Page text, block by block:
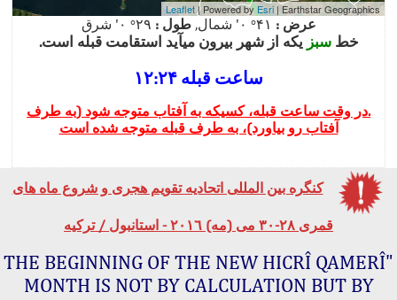
Leaflet| Powered byEsri |Earthstar Geographics
عرض : طول :
خطسبز یکه از شهر بیرون میآید استقامت قبله است.
ساعت قبله ۱۲:۲۴
.در وقت ساعت قبله، کسیکه به آفتاب متوجه شود (به طرف
آفتاب رو بیاورد)، به طرف قبله متوجه شده است
کنگره بین المللی اتحادیه تقویم هجری و شروع ماه های
قمری ٢٨-٣۰ می (مه) ٢۰۱٦ - استانبول / ترکیه
"THE BEGINNING OF THE NEW HICRÎ QAMERÎ
MONTH IS NOT BY CALCULATION BUT BY